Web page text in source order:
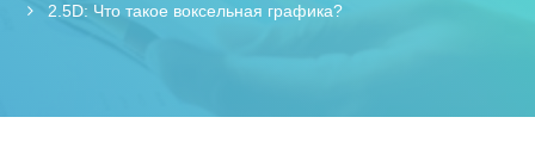
2.5D: Что такое воксельная графика?